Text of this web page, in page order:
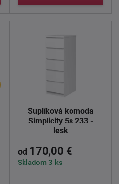
Šuplíková komoda
Simplicity 5s 233 -
lesk
od 170,00 €
Skladom 3 ks